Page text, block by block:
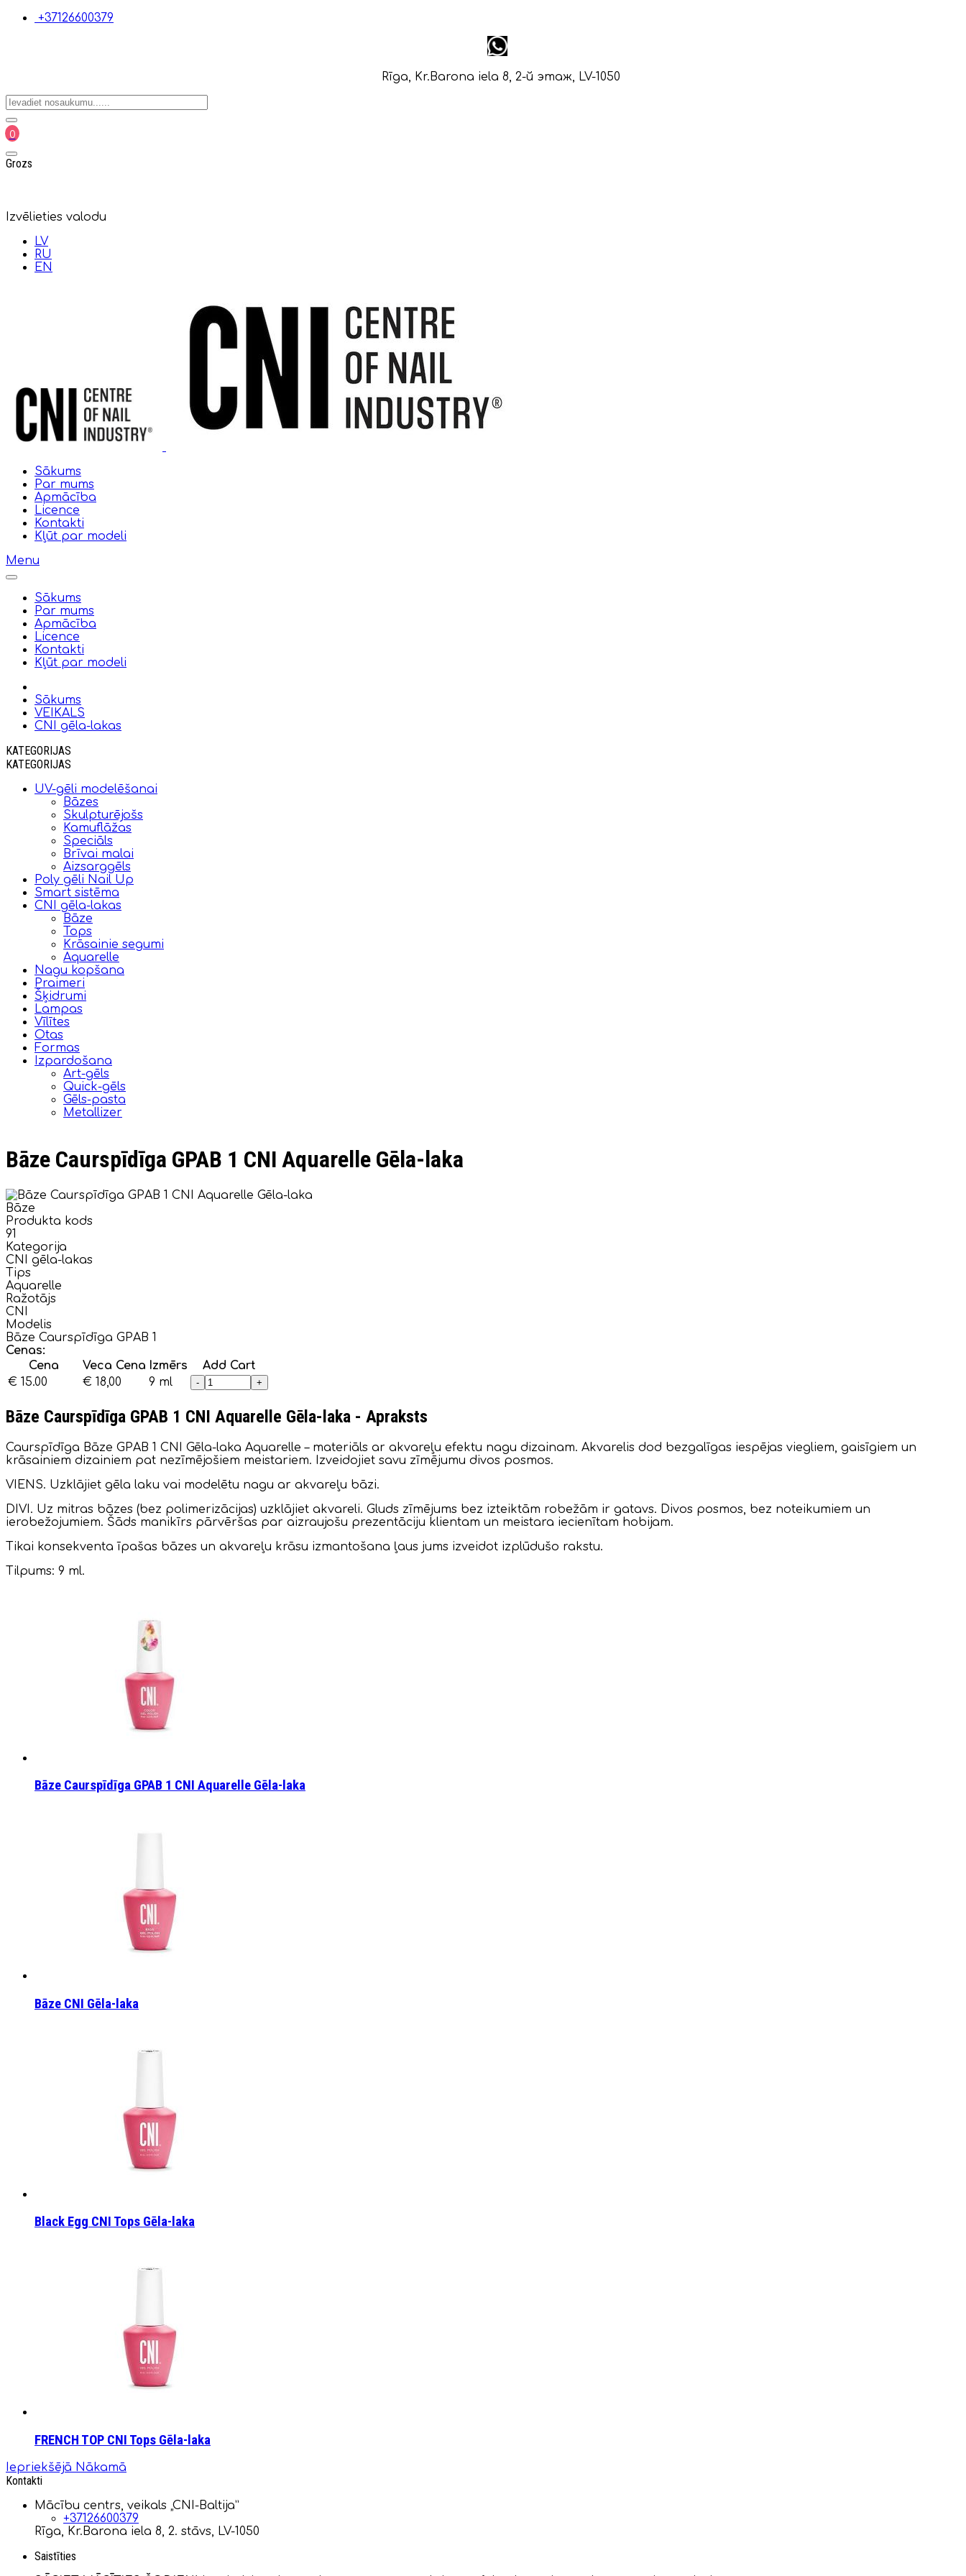
+37126600379
Rīga, Kr.Barona iela 8, 2-й этаж, LV-1050
0
Grozs
Izvēlieties valodu
LV
RU
EN
Sākums
Par mums
Apmācība
Licence
Kontakti
Kļūt par modeli
Menu
Sākums
Par mums
Apmācība
Licence
Kontakti
Kļūt par modeli
Sākums
VEIKALS
CNI gēla-lakas
KATEGORIJAS
KATEGORIJAS
UV-gēli modelēšanai
Bāzes
Skulpturējošs
Kamuflāžas
Speciāls
Brīvai malai
Aizsarggēls
Poly gēli Nail Up
Smart sistēma
CNI gēla-lakas
Bāze
Tops
Krāsainie segumi
Aquarelle
Nagu kopšana
Praimeri
Šķidrumi
Lampas
Vīlītes
Otas
Formas
Izpardošana
Art-gēls
Quick-gēls
Gēls-pasta
Metallizer
Bāze Caurspīdīga GPAB 1 CNI Aquarelle Gēla-laka
Bāze
Produkta kods
91
Kategorija
CNI gēla-lakas
Tips
Aquarelle
Ražotājs
CNI
Modelis
Bāze Caurspīdīga GPAB 1
Cenas:
Cena
Veca Cena Izmērs
Add Cart
€ 15.00
€ 18,00 9 ml - +
Bāze Caurspīdīga GPAB 1 CNI Aquarelle Gēla-laka - Apraksts
Caurspīdīga Bāze GPAB 1 CNI Gēla-laka Aquarelle – materiāls ar akvareļu efektu nagu dizainam. Akvarelis dod bezgalīgas iespējas viegliem, gaisīgiem un
krāsainiem dizainiem pat nezīmējošiem meistariem. Izveidojiet savu zīmējumu divos posmos.
VIENS. Uzklājiet gēla laku vai modelētu nagu ar akvareļu bāzi.
DIVI. Uz mitras bāzes (bez polimerizācijas) uzklājiet akvareli. Gluds zīmējums bez izteiktām robežām ir gatavs. Divos posmos, bez noteikumiem un
ierobežojumiem. Šāds manikīrs pārvēršas par aizraujošu prezentāciju klientam un meistara iecienītam hobijam.
Tikai konsekventa īpašas bāzes un akvareļu krāsu izmantošana ļaus jums izveidot izplūdušo rakstu.
Tilpums: 9 ml.
Bāze Caurspīdīga GPAB 1 CNI Aquarelle Gēla-laka
Bāze CNI Gēla-laka
Black Egg CNI Tops Gēla-laka
FRENCH TOP CNI Tops Gēla-laka
Iepriekšējā Nākamā
Kontakti
Mācību centrs, veikals „CNI-Baltija”
+37126600379
Rīga, Kr.Barona iela 8, 2. stāvs, LV-1050
Saistīties